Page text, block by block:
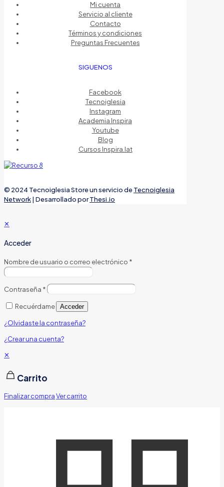
Mi cuenta
Servicio al cliente
Contacto
Términos y condiciones
Preguntas Frecuentes
SIGUENOS
Facebook
Tecnoiglesia
Instagram
Academia Inspira
Youtube
Blog
Cursos Inspira.lat
© 2024 Tecnoiglesia Store un servicio deTecnoiglesia
Network| Desarrollado porThesi.io
✕
Acceder
Nombre de usuario o correo electrónico *
Contraseña *
Recuérdame Acceder
¿Olvidaste la contraseña?
¿Crear una cuenta?
✕
Carrito
Finalizar compraVer carrito